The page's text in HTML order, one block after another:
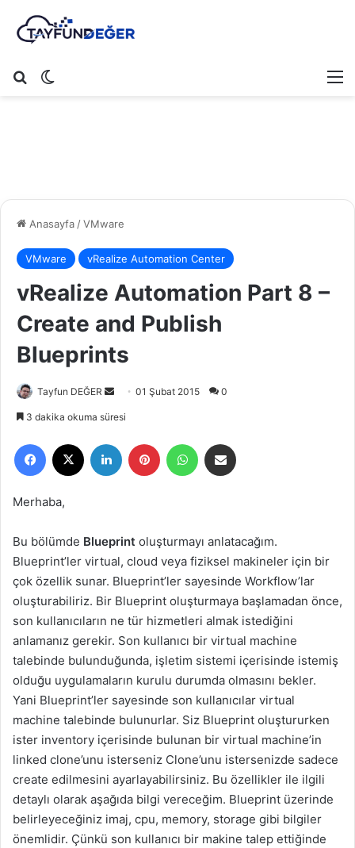
Arama yap ...
Anasayfa/VMware
VMware vRealize Automation Center
vRealize Automation Part 8 –
Create and Publish
Blueprints
Tayfun DEĞER
e
-
t
a
g
ö
n
d
e
r
m
k
01 Şubat 2015 0
3 dakika okuma süresi
Merhaba,
Bu bölümde Blueprint oluşturmayı anlatacağım.
Blueprint’ler virtual, cloud veya fiziksel makineler için bir
çok özellik sunar. Blueprint’ler sayesinde Workflow’lar
oluşturabiliriz. Bir Blueprint oluşturmaya başlamadan önce,
son kullanıcıların ne tür hizmetleri almak istediğini
anlamanız gerekir. Son kullanıcı bir virtual machine
talebinde bulunduğunda, işletim sistemi içerisinde istemiş
olduğu uygulamaların kurulu durumda olmasını bekler.
Yani Blueprint’ler sayesinde son kullanıcılar virtual
machine talebinde bulunurlar. Siz Blueprint oluştururken
ister inventory içerisinde bulunan bir virtual machine’in
linked clone’unu isterseniz Clone’unu istersenizde sadece
create edilmesini ayarlayabilirsiniz. Bu özellikler ile ilgili
detaylı olarak aşağıda bilgi vereceğim. Blueprint üzerinde
belirleyeceğiniz imaj, cpu, memory, storage gibi bilgiler
önemlidir. Çünkü son kullanıcı bir makine talep ettiğinde